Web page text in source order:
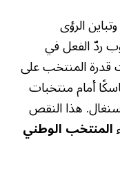
الرؤى
ردّ الفعل في
قدرة المنتخب على
أمام منتخبات
هذا النقص
المنتخب الوطني